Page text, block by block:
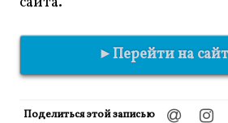
►Перейти на
Поделиться этой записью